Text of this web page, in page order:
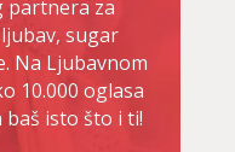
partnera za
sugar
Na Ljubavnom
10.000 oglasa
isto što i ti!